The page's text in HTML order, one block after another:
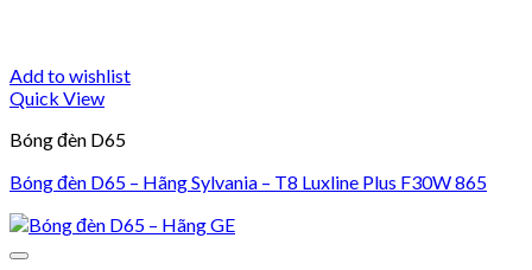
Add to wishlist
Quick View
Bóng đèn D65
Bóng đèn D65 – Hãng Sylvania – T8 Luxline Plus F30W 865